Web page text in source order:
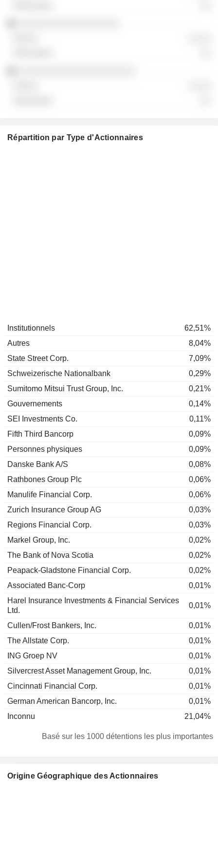
Répartition par Type d'Actionnaires
Institutionnels
62,51%
Autres
8,04%
State Street Corp.
7,09%
Schweizerische Nationalbank
0,29%
Sumitomo Mitsui Trust Group, Inc.
0,21%
Gouvernements
0,14%
SEI Investments Co.
0,11%
Fifth Third Bancorp
0,09%
Personnes physiques
0,09%
Danske Bank A/S
0,08%
Rathbones Group Plc
0,06%
Manulife Financial Corp.
0,06%
Zurich Insurance Group AG
0,03%
Regions Financial Corp.
0,03%
Markel Group, Inc.
0,02%
The Bank of Nova Scotia
0,02%
Peapack-Gladstone Financial Corp.
0,02%
Associated Banc-Corp
0,01%
Harel Insurance Investments & Financial Services
Ltd.
0,01%
Cullen/Frost Bankers, Inc.
0,01%
The Allstate Corp.
0,01%
ING Groep NV
0,01%
Silvercrest Asset Management Group, Inc.
0,01%
Cincinnati Financial Corp.
0,01%
German American Bancorp, Inc.
0,01%
Inconnu
21,04%
Basé sur les 1000 détentions les plus importantes
Origine Géographique des Actionnaires